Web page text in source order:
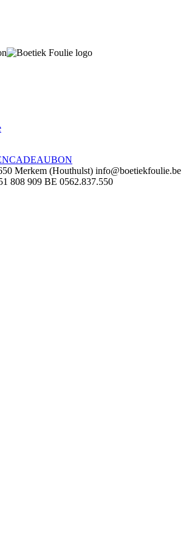
CADEAUBON
Merkem (Houthulst) info@boetiekfoulie.be
808 909 BE 0562.837.550